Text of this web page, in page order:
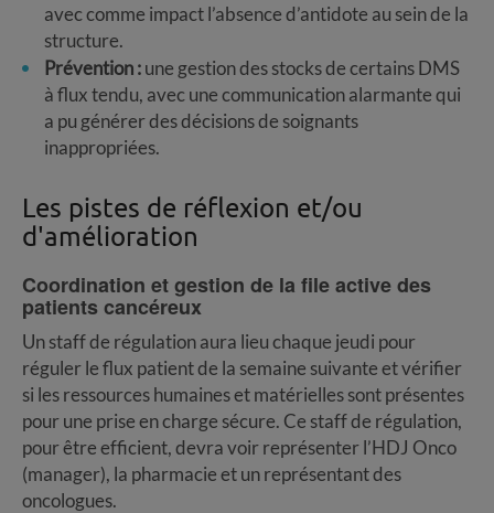
avec comme impact l’absence d’antidote au sein de la
structure.
Prévention :une gestion des stocks de certains DMS
à flux tendu, avec une communication alarmante qui
a pu générer des décisions de soignants
inappropriées.
Les pistes de réflexion et/ou
d'amélioration
Coordination et gestion de la file active des
patients cancéreux
Un staff de régulation aura lieu chaque jeudi pour
réguler le flux patient de la semaine suivante et vérifier
si les ressources humaines et matérielles sont présentes
pour une prise en charge sécure. Ce staff de régulation,
pour être efficient, devra voir représenter l’HDJ Onco
(manager), la pharmacie et un représentant des
oncologues.